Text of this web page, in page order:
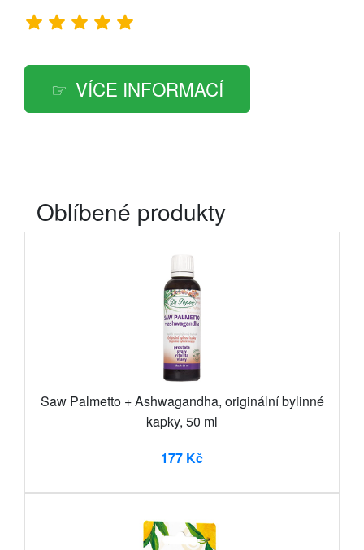
VÍCE INFORMACÍ
Oblíbené produkty
Saw Palmetto + Ashwagandha, originální bylinné
kapky, 50 ml
177 Kč